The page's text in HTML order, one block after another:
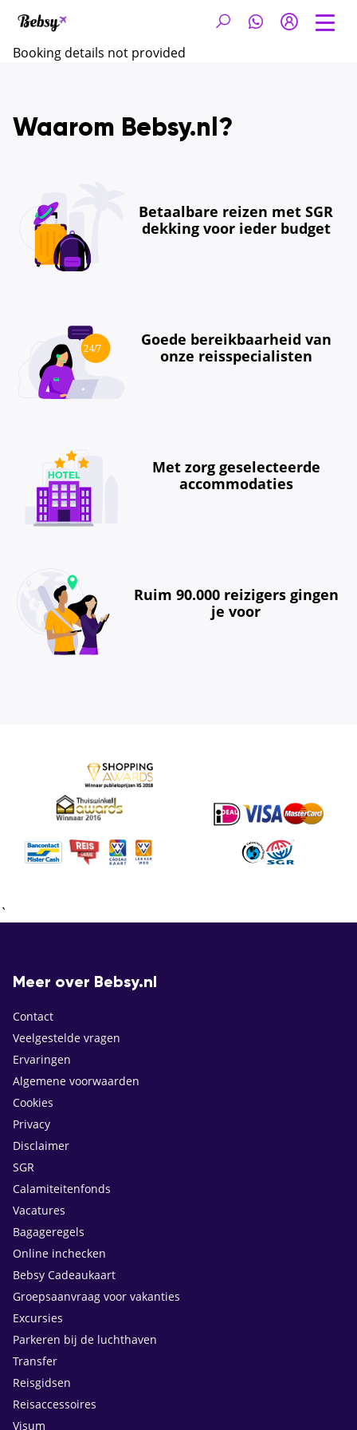
Booking details not provided
Waarom Bebsy.nl?
Betaalbare reizen met SGR
dekking voor ieder budget
Goede bereikbaarheid van
onze reisspecialisten
Met zorg geselecteerde
accommodaties
Ruim 90.000 reizigers gingen
je voor
`
Meer over Bebsy.nl
Contact
Veelgestelde vragen
Ervaringen
Algemene voorwaarden
Cookies
Privacy
Disclaimer
SGR
Calamiteitenfonds
Vacatures
Bagageregels
Online inchecken
Bebsy Cadeaukaart
Groepsaanvraag voor vakanties
Excursies
Parkeren bij de luchthaven
Transfer
Reisgidsen
Reisaccessoires
Visum